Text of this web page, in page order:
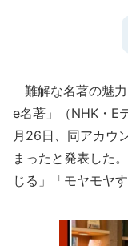
難解な名著の魅
e名著」（NHK・E
月26日、同アカウ
まったと発表した
じる」「モヤモヤ